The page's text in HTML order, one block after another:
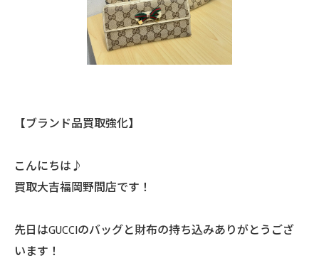
【ブランド品買取強化】
こんにちは♪
買取大吉福岡野間店です！
先日はGUCCIのバッグと財布の持ち込みありがとうござ
います！